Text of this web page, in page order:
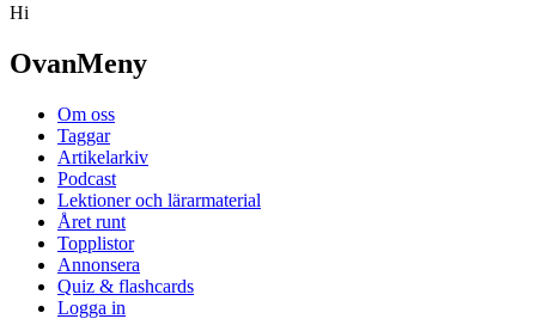
Hi
OvanMeny
Om oss
Taggar
Artikelarkiv
Podcast
Lektioner och lärarmaterial
Året runt
Topplistor
Annonsera
Quiz & flashcards
Logga in